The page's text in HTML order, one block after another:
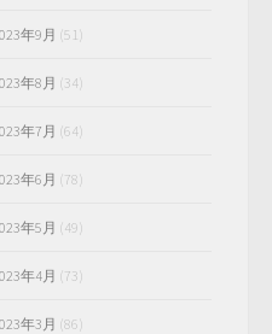
年9月 (51)
年8月 (34)
年7月 (64)
年6月 (78)
年5月 (49)
年4月 (73)
年3月 (86)